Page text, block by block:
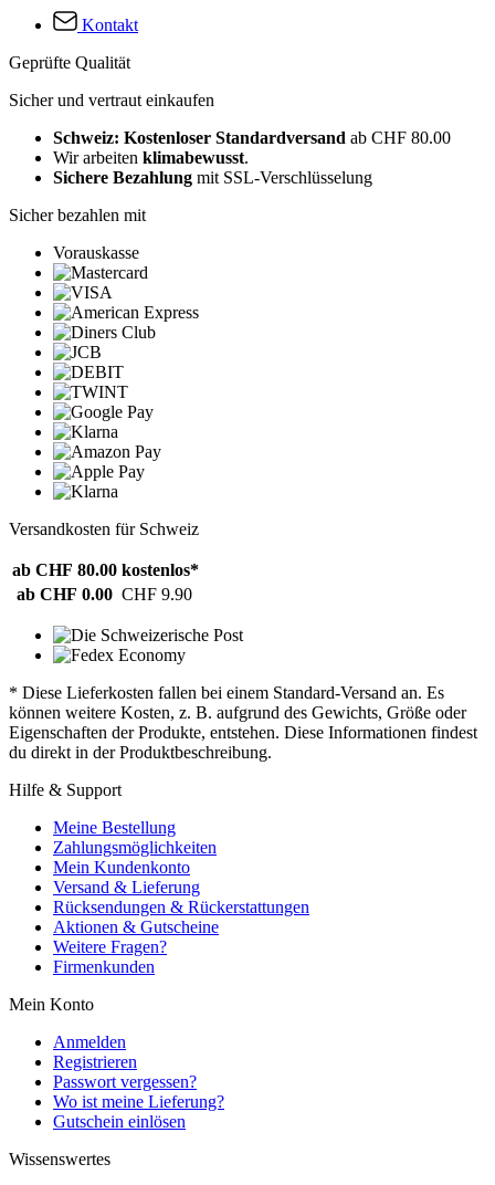
Kontakt
Geprüfte Qualität
Sicher und vertraut einkaufen
Schweiz: Kostenloser Standardversand ab CHF 80.00
Wir arbeiten klimabewusst.
Sichere Bezahlung mit SSL-Verschlüsselung
Sicher bezahlen mit
Vorauskasse
Versandkosten für Schweiz
ab CHF 80.00 kostenlos*
ab CHF 0.00 CHF 9.90
* Diese Lieferkosten fallen bei einem Standard-Versand an. Es
können weitere Kosten, z. B. aufgrund des Gewichts, Größe oder
Eigenschaften der Produkte, entstehen. Diese Informationen findest
du direkt in der Produktbeschreibung.
Hilfe & Support
Meine Bestellung
Zahlungsmöglichkeiten
Mein Kundenkonto
Versand & Lieferung
Rücksendungen & Rückerstattungen
Aktionen & Gutscheine
Weitere Fragen?
Firmenkunden
Mein Konto
Anmelden
Registrieren
Passwort vergessen?
Wo ist meine Lieferung?
Gutschein einlösen
Wissenswertes